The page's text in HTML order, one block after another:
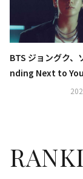
BTS ジョングク、
nding Next to
y累計再生回数が